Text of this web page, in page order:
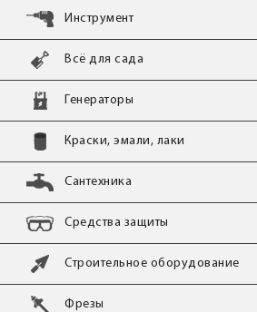
Инструмент
Всё для сада
Генераторы
Краски, эмали, лаки
Сантехника
Средства защиты
Строительное оборудование
Фрезы